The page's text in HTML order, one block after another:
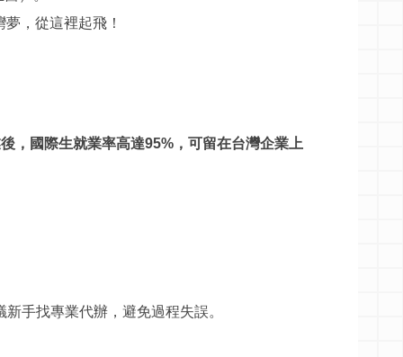
，從這裡起飛！
，國際生就業率高達95% ，可留在台灣企業上
手找專業代辦，避免過程失誤。